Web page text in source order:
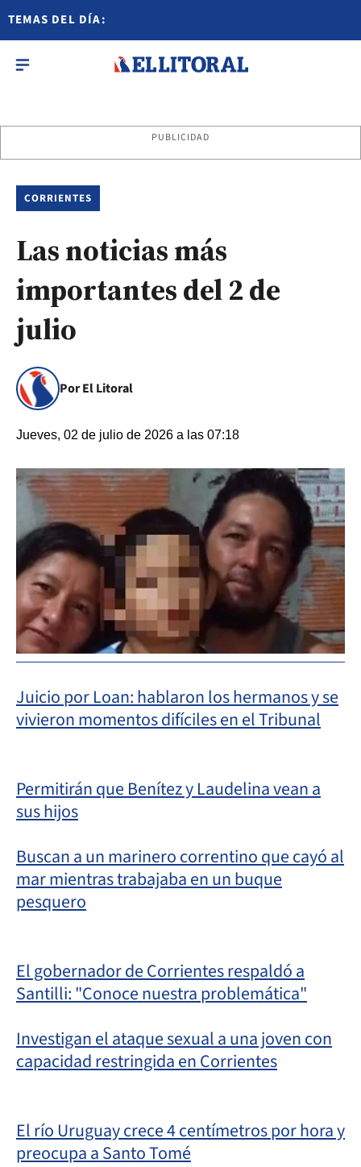
TEMAS DEL DÍA:
PUBLICIDAD
CORRIENTES
Las noticias más
importantes del 2 de
julio
Por El Litoral
Jueves, 02 de julio de 2026 a las 07:18
Juicio por Loan: hablaron los hermanos y se
vivieron momentos difíciles en el Tribunal
Permitirán que Benítez y Laudelina vean a
sus hijos
Buscan a un marinero correntino que cayó al
mar mientras trabajaba en un buque
pesquero
El gobernador de Corrientes respaldó a
Santilli: "Conoce nuestra problemática"
Investigan el ataque sexual a una joven con
capacidad restringida en Corrientes
El río Uruguay crece 4 centímetros por hora y
preocupa a Santo Tomé